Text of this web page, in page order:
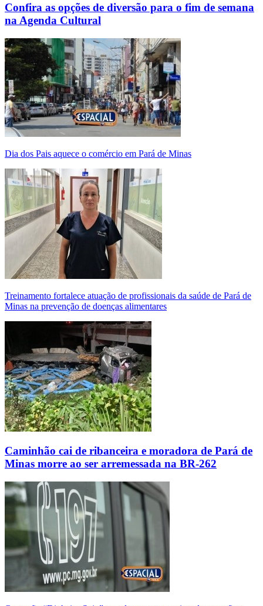
Confira as opções de diversão para o fim de semana
na Agenda Cultural
Dia dos Pais aquece o comércio em Pará de Minas
Treinamento fortalece atuação de profissionais da saúde de Pará de
Minas na prevenção de doenças alimentares
Caminhão cai de ribanceira e moradora de Pará de
Minas morre ao ser arremessada na BR-262